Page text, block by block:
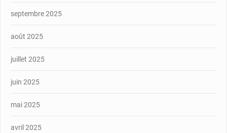
septembre 2025
août 2025
juillet 2025
juin 2025
mai 2025
avril 2025